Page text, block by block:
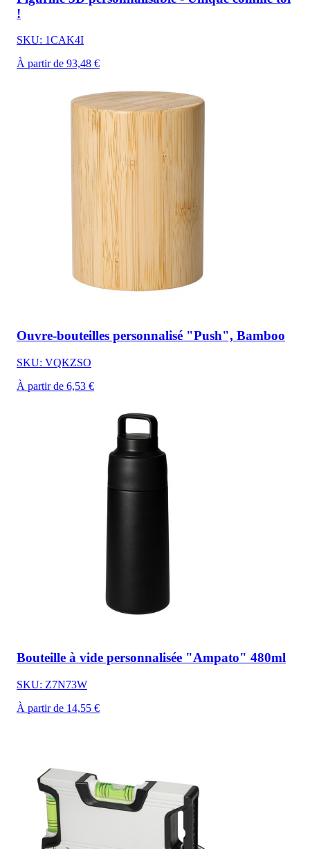
!
SKU: 1CAK4I
À partir de 93,48 €
Ouvre-bouteilles personnalisé "Push", Bamboo
SKU: VQKZSO
À partir de 6,53 €
Bouteille à vide personnalisée "Ampato" 480ml
SKU: Z7N73W
À partir de 14,55 €